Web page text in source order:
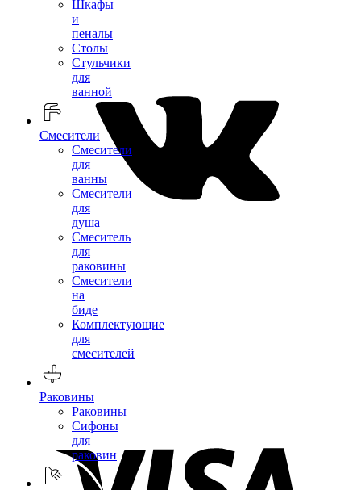
Шкафы
и
пеналы
Столы
Стульчики
для
ванной
Смесители
Смесители
для
ванны
Смесители
для
душа
Смеситель
для
раковины
Смесители
на
биде
Комплектующие
для
смесителей
Раковины
Раковины
Сифоны
для
раковин